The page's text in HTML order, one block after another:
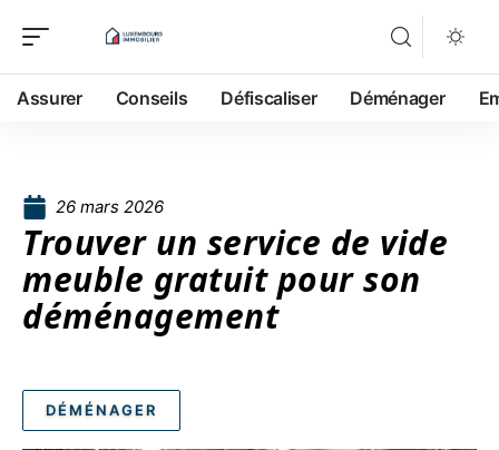
Assurer Conseils Défiscaliser Déménager
26 mars 2026
Trouver un service de vide
meuble gratuit pour son
déménagement
DÉMÉNAGER